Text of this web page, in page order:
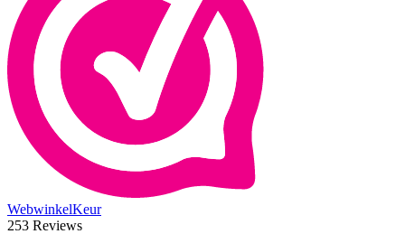
WebwinkelKeur
253 Reviews